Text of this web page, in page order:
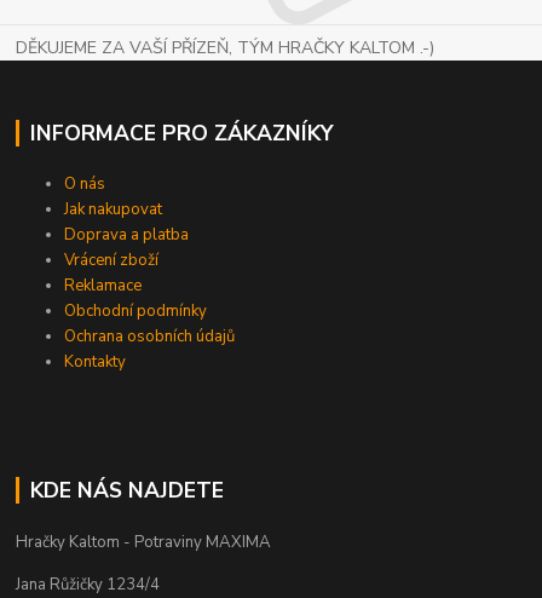
DĚKUJEME ZA VAŠÍ PŘÍZEŇ, TÝM HRAČKY KALTOM .-)
INFORMACE PRO ZÁKAZNÍKY
O nás
Jak nakupovat
Doprava a platba
Vrácení zboží
Reklamace
Obchodní podmínky
Ochrana osobních údajů
Kontakty
KDE NÁS NAJDETE
Hračky Kaltom - Potraviny MAXIMA
Jana Růžičky 1234/4